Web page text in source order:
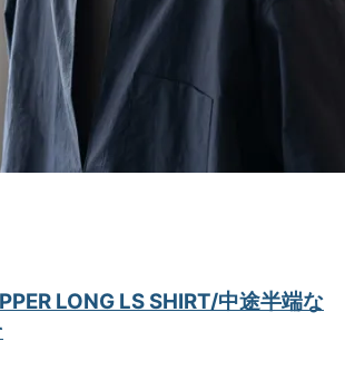
LONG LS SHIRT/中途半端な